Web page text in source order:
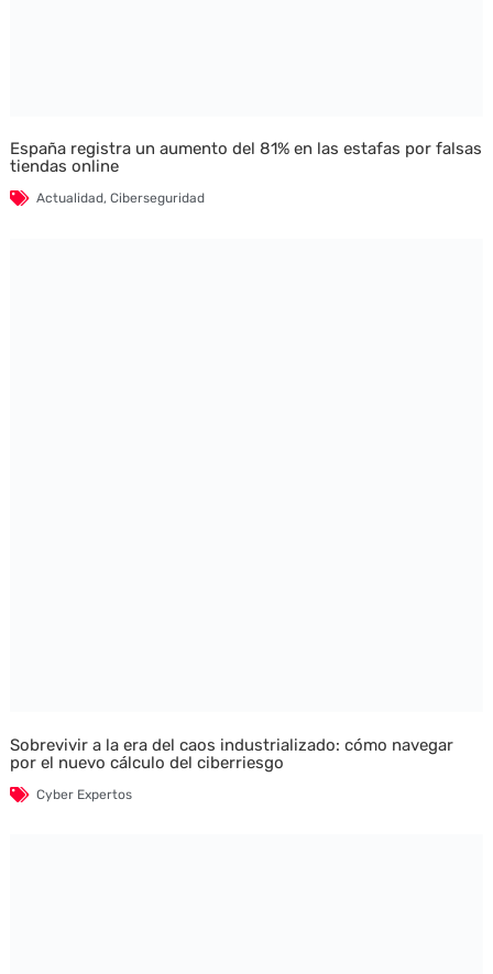
España registra un aumento del 81% en las estafas por falsas
tiendas online
Actualidad, Ciberseguridad
Sobrevivir a la era del caos industrializado: cómo navegar
por el nuevo cálculo del ciberriesgo
Cyber Expertos